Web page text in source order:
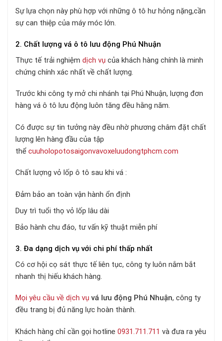
Sự lựa chọn này phù hợp với những ô tô hư hỏng nặng,cần
sự can thiệp của máy móc lớn.
2. Chất lượng vá ô tô lưu động Phú Nhuận
Thực tế trải nghiệm dịch vụ của khách hàng chính là minh
chứng chính xác nhất về chất lượng.
Trước khi công ty mở chi nhánh tại Phú Nhuận, lượng đơn
hàng vá ô tô lưu động luôn tăng đều hằng năm.
Có được sự tin tưởng này đều nhờ phương châm đặt chất
lượng lên hàng đầu của tập
thể cuuholopotosaigonvavoxeluudongtphcm.com
Chất lượng vỏ lốp ô tô sau khi vá :
Đảm bảo an toàn vận hành ổn định
Duy trì tuổi thọ vỏ lốp lâu dài
Bảo hành chu đáo, tư vấn kỹ thuật miễn phí
3. Đa dạng dịch vụ với chi phí thấp nhất
Có cơ hội cọ sát thực tế liên tục, công ty luôn nắm bắt
nhanh thị hiếu khách hàng.
Mọi yêu cầu về dịch vụ vá lưu động Phú Nhuận, công ty
đều trang bị đủ năng lực hoàn thành.
Khách hàng chỉ cần gọi hotline 0931.711.711 và đưa ra yêu